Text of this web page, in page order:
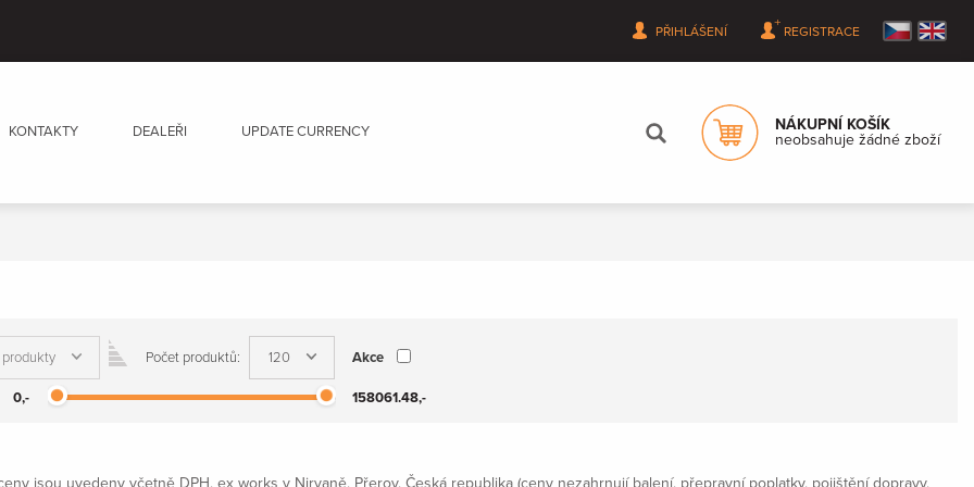
PŘIHLÁŠENÍ REGISTRACE
KONTAKTY DEALEŘI UPDATE CURRENCY
NÁKUPNÍ KOŠÍK
neobsahuje žádné zboží
Počet produktů: Akce
0,- 158061.48,-
jsou uvedeny včetně DPH, ex works v Nirvaně, Přerov, Česká republika (ceny nezahrnují balení, přepravní poplatky, pojištění dopravy,